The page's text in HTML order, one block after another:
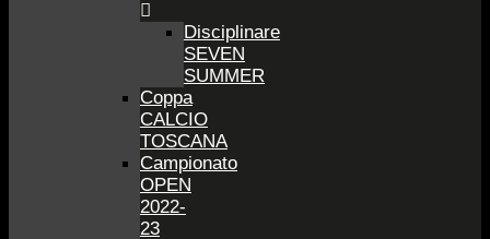
Disciplinare
SEVEN
SUMMER
Coppa
CALCIO
TOSCANA
Campionato
OPEN
2022-
23